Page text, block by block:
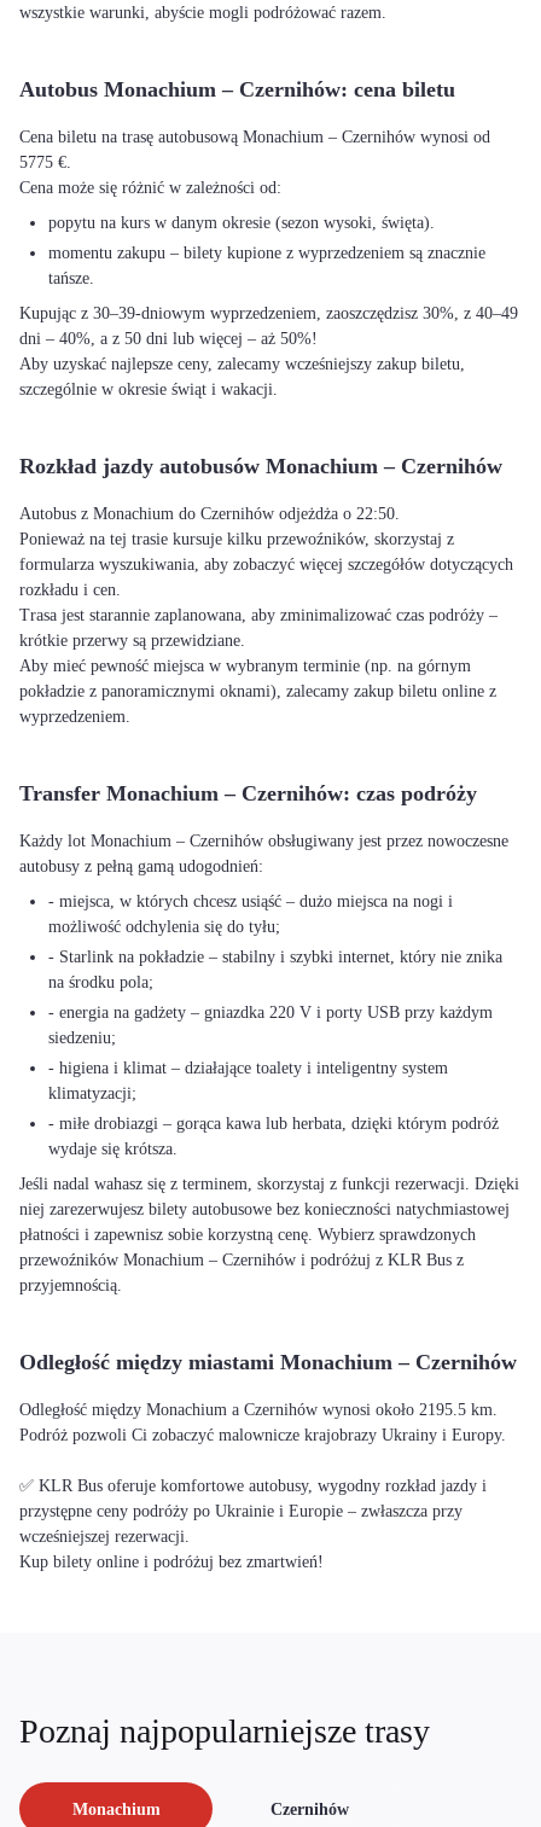
wszystkie warunki, abyście mogli podróżować razem.
Autobus Monachium – Czernihów: cena biletu
Cena biletu na trasę autobusową Monachium – Czernihów wynosi od
5775 €.
Cena może się różnić w zależności od:
popytu na kurs w danym okresie (sezon wysoki, święta).
momentu zakupu – bilety kupione z wyprzedzeniem są znacznie
tańsze.
Kupując z 30–39-dniowym wyprzedzeniem, zaoszczędzisz 30%, z 40–49
dni – 40%, a z 50 dni lub więcej – aż 50%!
Aby uzyskać najlepsze ceny, zalecamy wcześniejszy zakup biletu,
szczególnie w okresie świąt i wakacji.
Rozkład jazdy autobusów Monachium – Czernihów
Autobus z Monachium do Czernihów odjeżdża o 22:50.
Ponieważ na tej trasie kursuje kilku przewoźników, skorzystaj z
formularza wyszukiwania, aby zobaczyć więcej szczegółów dotyczących
rozkładu i cen.
Trasa jest starannie zaplanowana, aby zminimalizować czas podróży –
krótkie przerwy są przewidziane.
Aby mieć pewność miejsca w wybranym terminie (np. na górnym
pokładzie z panoramicznymi oknami), zalecamy zakup biletu online z
wyprzedzeniem.
Transfer Monachium – Czernihów: czas podróży
Każdy lot Monachium – Czernihów obsługiwany jest przez nowoczesne
autobusy z pełną gamą udogodnień:
- miejsca, w których chcesz usiąść – dużo miejsca na nogi i
możliwość odchylenia się do tyłu;
- Starlink na pokładzie – stabilny i szybki internet, który nie znika
na środku pola;
- energia na gadżety – gniazdka 220 V i porty USB przy każdym
siedzeniu;
- higiena i klimat – działające toalety i inteligentny system
klimatyzacji;
- miłe drobiazgi – gorąca kawa lub herbata, dzięki którym podróż
wydaje się krótsza.
Jeśli nadal wahasz się z terminem, skorzystaj z funkcji rezerwacji. Dzięki
niej zarezerwujesz bilety autobusowe bez konieczności natychmiastowej
płatności i zapewnisz sobie korzystną cenę. Wybierz sprawdzonych
przewoźników Monachium – Czernihów i podróżuj z KLR Bus z
przyjemnością.
Odległość między miastami Monachium – Czernihów
Odległość między Monachium a Czernihów wynosi około 2195.5 km.
Podróż pozwoli Ci zobaczyć malownicze krajobrazy Ukrainy i Europy.
✅ KLR Bus oferuje komfortowe autobusy, wygodny rozkład jazdy i
przystępne ceny podróży po Ukrainie i Europie – zwłaszcza przy
wcześniejszej rezerwacji.
Kup bilety online i podróżuj bez zmartwień!
Poznaj najpopularniejsze trasy
Monachium Czernihów